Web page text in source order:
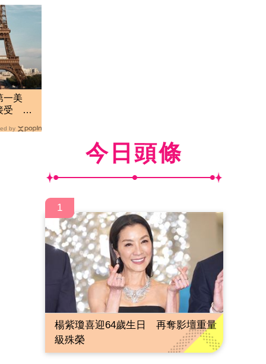
一美
受 看
by
今日頭條
1
楊紫瓊喜迎64歲生日 再奪影壇重量
級殊榮